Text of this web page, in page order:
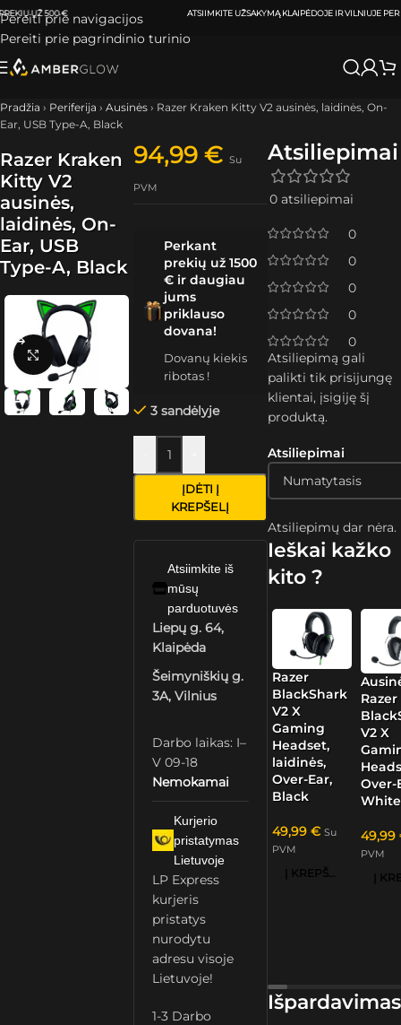
Pereiti prie navigacijos
Pereiti prie pagrindinio turinio
ATSIIMKITE UŽSAKYMĄ KLAIPĖDOJE IR VILNIUJEPER0-3 DARBO DIENAS.
Pradžia › Periferija › Ausinės › Razer Kraken Kitty V2 ausinės, laidinės, On-
Ear, USB Type-A, Black
Razer Kraken
Kitty V2
ausinės,
laidinės, On-
Ear, USB
Type-A, Black
Spustelėkite, kad padidintumėte
94,99€ Su
PVM
Perkant
prekių už 1500
€ ir daugiau
jums
priklauso
dovana!
Dovanų kiekis
ribotas !
3 sandėlyje
ĮDĖTI Į
KREPŠELĮ
Atsiimkite iš
mūsų
parduotuvės
Liepų g. 64,
Klaipėda
Šeimyniškių g.
3A, Vilnius
Darbo laikas: I–
V 09-18
Nemokamai
Kurjerio
pristatymas
Lietuvoje
LP Express
kurjeris
pristatys
nurodytu
adresu visoje
Lietuvoje!
1-3 Darbo
Atsiliepimai
0 atsiliepimai
0
0
0
0
0
Atsiliepimai
Atsiliepimų dar nėra.
Atsiliepimą gali
palikti tik prisijungę
klientai, įsigiję šį
produktą.
Ieškai kažko
kito ?
Razer
BlackShark
V2 X
Gaming
Headset,
laidinės,
Over-Ear,
Black
49,99 € Su
PVM
Į KREPŠELĮ
Razer
V2 X
Over-
White
49,99
PVM
Išpardavimas